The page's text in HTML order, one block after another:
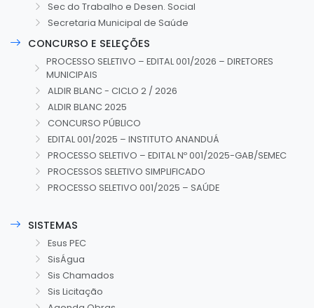
Sec do Trabalho e Desen. Social
Secretaria Municipal de Saúde
CONCURSO E SELEÇÕES
PROCESSO SELETIVO – EDITAL 001/2026 – DIRETORES
MUNICIPAIS
ALDIR BLANC - CICLO 2 / 2026
ALDIR BLANC 2025
CONCURSO PÚBLICO
EDITAL 001/2025 – INSTITUTO ANANDUÁ
PROCESSO SELETIVO – EDITAL Nº 001/2025-GAB/SEMEC
PROCESSOS SELETIVO SIMPLIFICADO
PROCESSO SELETIVO 001/2025 – SAÚDE
SISTEMAS
Esus PEC
SisÁgua
Sis Chamados
Sis Licitação